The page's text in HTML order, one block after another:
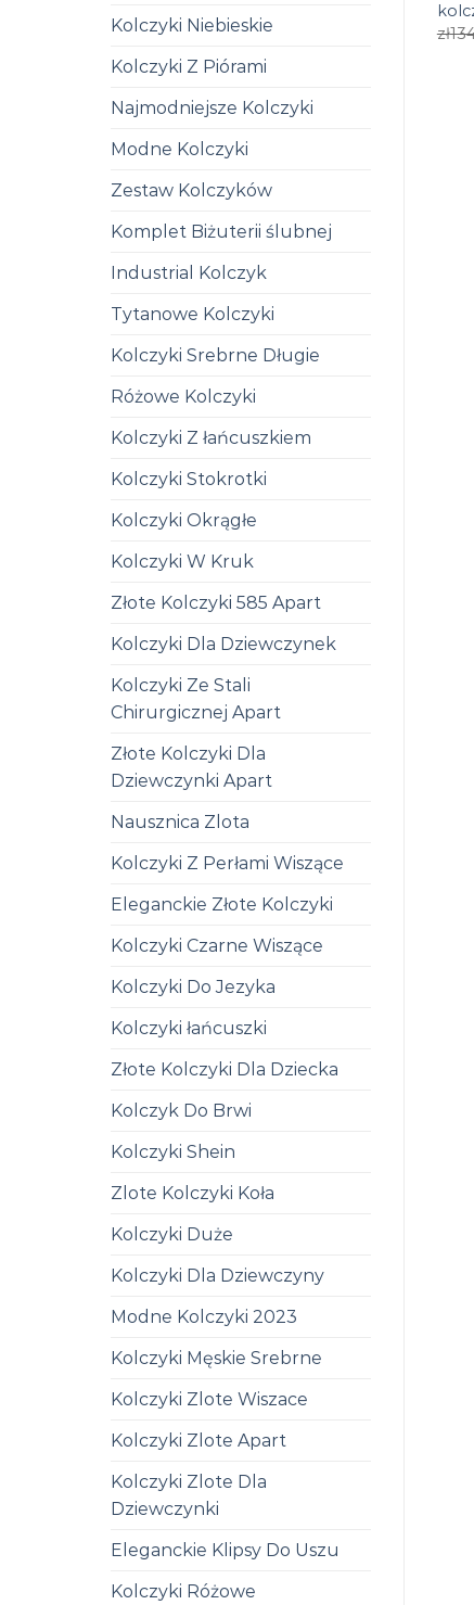
Kolczyki Niebieskie
Kolczyki Z Piórami
Najmodniejsze Kolczyki
Modne Kolczyki
Zestaw Kolczyków
Komplet Biżuterii ślubnej
Industrial Kolczyk
Tytanowe Kolczyki
Kolczyki Srebrne Długie
Różowe Kolczyki
Kolczyki Z łańcuszkiem
Kolczyki Stokrotki
Kolczyki Okrągłe
Kolczyki W Kruk
Złote Kolczyki 585 Apart
Kolczyki Dla Dziewczynek
Kolczyki Ze Stali
Chirurgicznej Apart
Złote Kolczyki Dla
Dziewczynki Apart
Nausznica Zlota
Kolczyki Z Perłami Wiszące
Eleganckie Złote Kolczyki
Kolczyki Czarne Wiszące
Kolczyki Do Jezyka
Kolczyki łańcuszki
Złote Kolczyki Dla Dziecka
Kolczyk Do Brwi
Kolczyki Shein
Zlote Kolczyki Koła
Kolczyki Duże
Kolczyki Dla Dziewczyny
Modne Kolczyki 2023
Kolczyki Męskie Srebrne
Kolczyki Zlote Wiszace
Kolczyki Zlote Apart
Kolczyki Zlote Dla
Dziewczynki
Eleganckie Klipsy Do Uszu
Kolczyki Różowe
zł